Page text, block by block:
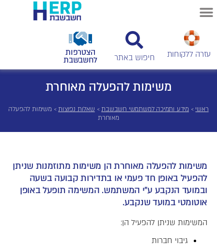
עזרה ללקוחות הצטרפות
לחשבשבת
משימות להפעלה מאוחרת
ראשי > מידע ותמיכה למשתמשי חשבשבת> שאלות נפוצות>משימות להפעלה
מאוחרת
משימות להפעלה מאוחרת הן משימות מתוזמנות שניתן
להפעיל באופן חד פעמי או בתדירות קבועה בשעה
ובמועד הנקבע ע"י המשתמש. המשימה תופעל באופן
אוטומטי במועד שנקבע.
המשימות שניתן להפעיל הן:
גיבוי חברות